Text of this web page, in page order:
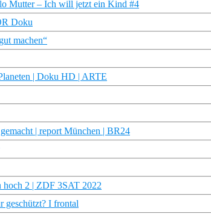
Mutter – Ich will jetzt ein Kind #4
Doku
machen“
| Doku HD | ARTE
| report München | BR24
hoch 2 | ZDF 3SAT 2022
geschützt? I frontal